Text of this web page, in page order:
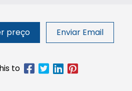
preço Enviar Email